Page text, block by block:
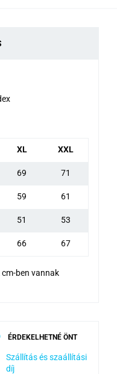
XL XXL
69 71
59 61
51 53
66 67
ben vannak
ÉRDEKELHETNÉ ÖNT
Szállítás és szaállítási
díj